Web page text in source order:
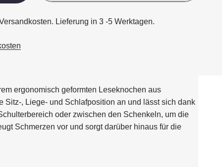
Lieferung in 3 -5 Werktagen.
ergonomisch geformten Leseknochen aus
, Liege- und Schlafposition an und lässt sich dank
oder zwischen den Schenkeln, um die
Schmerzen vor und sorgt darüber hinaus für die